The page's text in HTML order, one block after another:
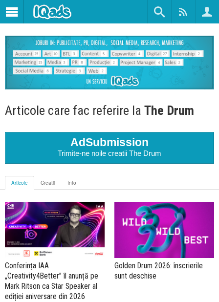
Articole care fac referire la The Drum
AdSubmission
Trimite-ne noile creatii The Drum
Articole Creatii Info
Conferința IAA
„Creativity4Better” îl anunță pe
Mark Ritson ca Star Speaker al
ediției aniversare din 2026
Golden Drum 2026: înscrierile
sunt deschise